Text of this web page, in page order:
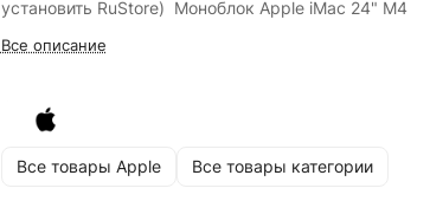
установить RuStore) Моноблок Apple iMac 24" M4
Все описание
Все товары Apple Все товары категории